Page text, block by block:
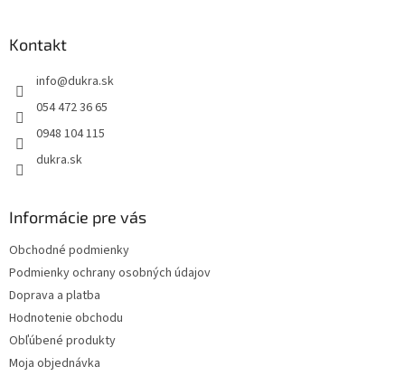
Kontakt
info@dukra.sk
054 472 36 65
0948 104 115
dukra.sk
Informácie pre vás
Obchodné podmienky
Podmienky ochrany osobných údajov
Doprava a platba
Hodnotenie obchodu
Obľúbené produkty
Moja objednávka